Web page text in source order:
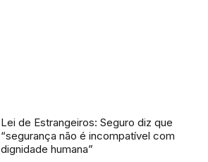
Lei de Estrangeiros: Seguro diz que
“segurança não é incompatível com
dignidade humana”